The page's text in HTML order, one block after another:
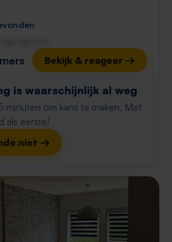
Bekijk & reageer →
is waarschijnlijk al weg
minuten om kans te maken. Met
als eerste!
niet →